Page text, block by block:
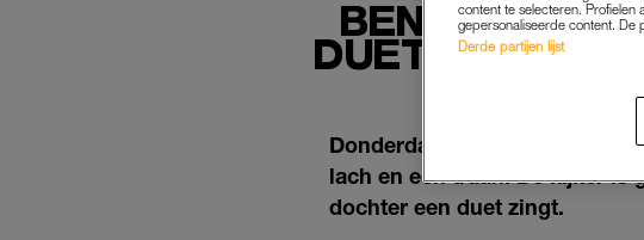
BEN CRAMER
DUET MET
Donderdagavond zorgde de
lach en een traan. De kijker is
dochter een duet zingt.
content te selecteren. Profielen
gepersonaliseerde content. De
Derde partijen lijst